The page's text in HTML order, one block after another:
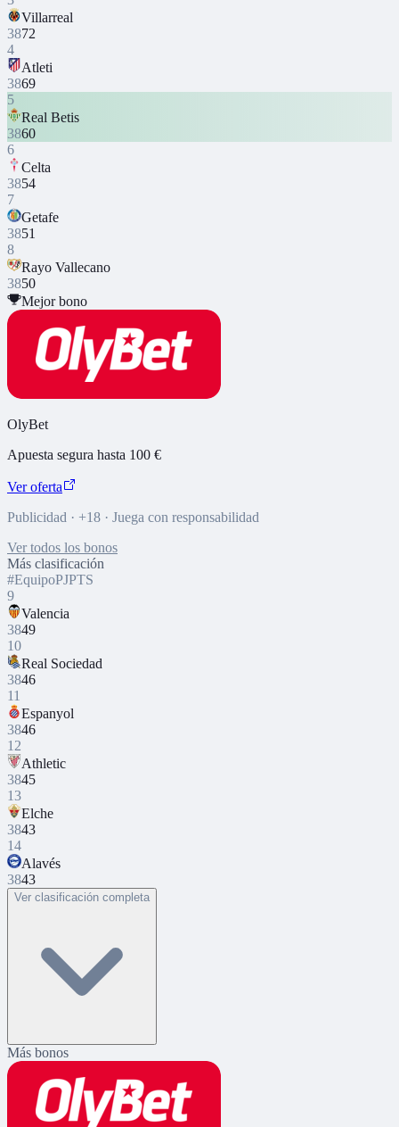
Villarreal
3872
4
Atleti
3869
5
Real Betis
3860
6
Celta
3854
7
Getafe
3851
8
Rayo Vallecano
3850
Mejor bono
OlyBet
Apuesta segura hasta 100 €
Ver oferta
Publicidad · +18 · Juega con responsabilidad
Ver todos los bonos
Más clasificación
#EquipoPJPTS
9
Valencia
3849
10
Real Sociedad
3846
11
Espanyol
3846
12
Athletic
3845
13
Elche
3843
14
Alavés
3843
Ver clasificación completa
Más bonos